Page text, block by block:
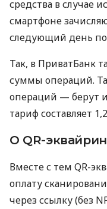
средства в случае
смартфоне
следующий день
Так, в ПриватБанк
суммы операций.
операций — берут и
тариф составляет
О QR-
Вместе с тем QR-
оплату
через ссылку (без